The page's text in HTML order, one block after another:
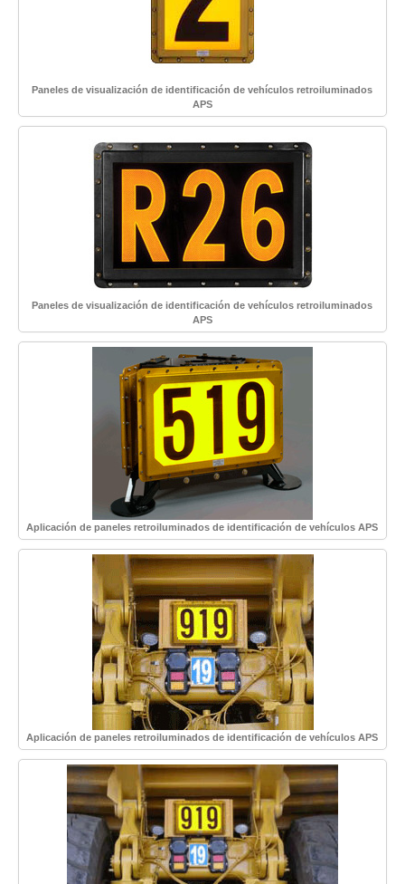
Paneles de visualización de identificación de vehículos retroiluminados
APS
Paneles de visualización de identificación de vehículos retroiluminados
APS
Aplicación de paneles retroiluminados de identificación de vehículos APS
Aplicación de paneles retroiluminados de identificación de vehículos APS